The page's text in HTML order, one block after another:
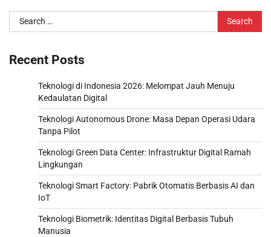
Search
for:
Recent Posts
Teknologi di Indonesia 2026: Melompat Jauh Menuju
Kedaulatan Digital
Teknologi Autonomous Drone: Masa Depan Operasi Udara
Tanpa Pilot
Teknologi Green Data Center: Infrastruktur Digital Ramah
Lingkungan
Teknologi Smart Factory: Pabrik Otomatis Berbasis AI dan
IoT
Teknologi Biometrik: Identitas Digital Berbasis Tubuh
Manusia